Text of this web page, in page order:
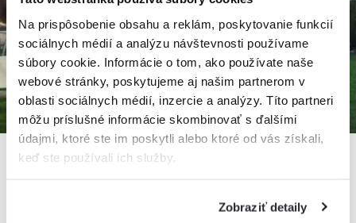
Na prispôsobenie obsahu a reklám, poskytovanie funkcií
sociálnych médií a analýzu návštevnosti používame
súbory cookie. Informácie o tom, ako používate naše
webové stránky, poskytujeme aj našim partnerom v
oblasti sociálnych médií, inzercie a analýzy. Títo partneri
môžu príslušné informácie skombinovať s ďalšími
údajmi, ktoré ste im poskytli alebo ktoré od vás získali,
keď ste používali ich služby.
Zobraziť detaily